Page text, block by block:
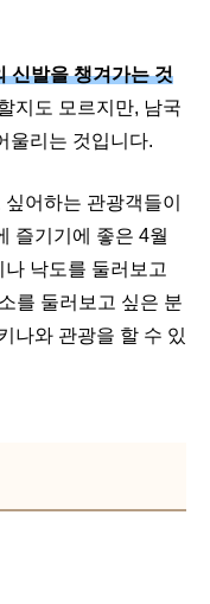
신발을 챙겨가는 것
지도 모르지만, 남국
울리는 것입니다.
어하는 관광객들이
즐기기에 좋은 4월
낙도를 둘러보고
를 둘러보고 싶은 분
나와 관광을 할 수 있